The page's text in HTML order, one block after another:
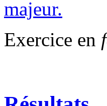
Exercice en